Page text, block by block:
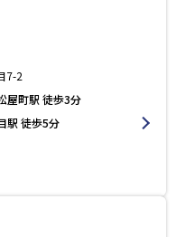
7-2
屋町駅 徒歩3分
駅 徒歩5分